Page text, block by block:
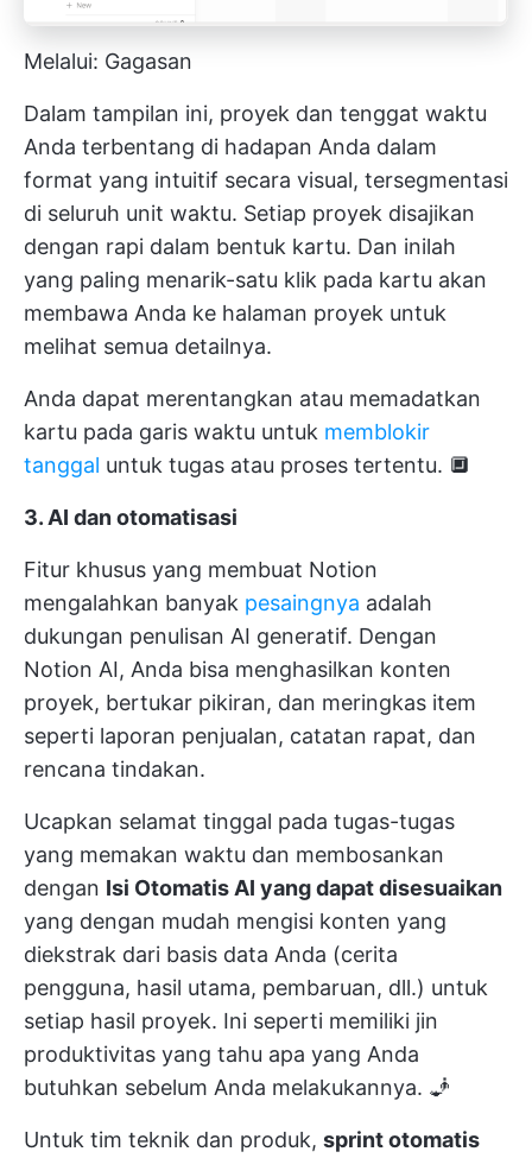
Melalui: Gagasan
Dalam tampilan ini, proyek dan tenggat waktu
Anda terbentang di hadapan Anda dalam
format yang intuitif secara visual, tersegmentasi
di seluruh unit waktu. Setiap proyek disajikan
dengan rapi dalam bentuk kartu. Dan inilah
yang paling menarik-satu klik pada kartu akan
membawa Anda ke halaman proyek untuk
melihat semua detailnya.
Anda dapat merentangkan atau memadatkan
kartu pada garis waktu untuk memblokir
tanggal untuk tugas atau proses tertentu. 🔲
3. AI dan otomatisasi
Fitur khusus yang membuat Notion
mengalahkan banyak pesaingnya adalah
dukungan penulisan AI generatif. Dengan
Notion AI, Anda bisa menghasilkan konten
proyek, bertukar pikiran, dan meringkas item
seperti laporan penjualan, catatan rapat, dan
rencana tindakan.
Ucapkan selamat tinggal pada tugas-tugas
yang memakan waktu dan membosankan
dengan Isi Otomatis AI yang dapat disesuaikan
yang dengan mudah mengisi konten yang
diekstrak dari basis data Anda (cerita
pengguna, hasil utama, pembaruan, dll.) untuk
setiap hasil proyek. Ini seperti memiliki jin
produktivitas yang tahu apa yang Anda
butuhkan sebelum Anda melakukannya. 🧞
Untuk tim teknik dan produk, sprint otomatis